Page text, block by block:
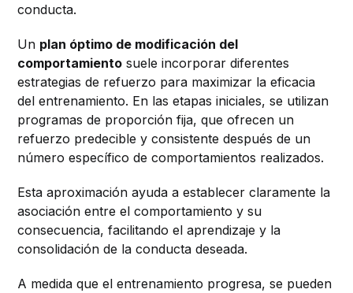
conducta.
Un plan óptimo de modificación del
comportamiento suele incorporar diferentes
estrategias de refuerzo para maximizar la eficacia
del entrenamiento. En las etapas iniciales, se utilizan
programas de proporción fija, que ofrecen un
refuerzo predecible y consistente después de un
número específico de comportamientos realizados.
Esta aproximación ayuda a establecer claramente la
asociación entre el comportamiento y su
consecuencia, facilitando el aprendizaje y la
consolidación de la conducta deseada.
A medida que el entrenamiento progresa, se pueden